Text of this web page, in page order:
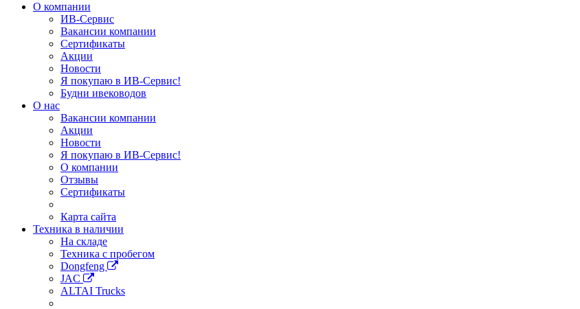
О компании
ИВ-Сервис
Вакансии компании
Сертификаты
Акции
Новости
Я покупаю в ИВ-Сервис!
Будни ивеководов
О нас
Вакансии компании
Акции
Новости
Я покупаю в ИВ-Сервис!
О компании
Отзывы
Сертификаты
Карта сайта
Техника в наличии
На складе
Техника с пробегом
Dongfeng
JAC
ALTAI Trucks